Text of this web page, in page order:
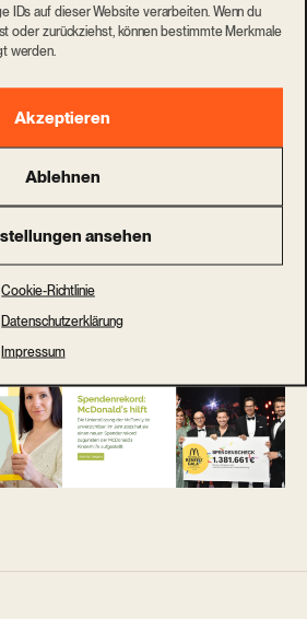
IDs auf dieser Website verarbeiten. Wenn du
oder zurückziehst, können bestimmte Merkmale
werden.
Akzeptieren
Ablehnen
ansehen
Cookie-Richtlinie
Datenschutzerklärung
Impressum